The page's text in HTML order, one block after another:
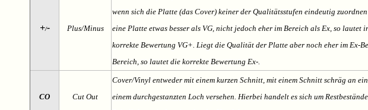
+/- Plus/Minus
wenn sich die Platte (das Cover) keiner der Qualitätsstufen eindeutig
eine Platte etwas besser als VG, nicht jedoch eher im Bereich als Ex, so lautet
korrekte Bewertung VG+. Liegt die Qualität der Platte aber noch eher im Ex-
Bereich, so lautet die korrekte Bewertung Ex-.
CO Cut Out
Cover/Vinyl entweder mit einem kurzen Schnitt, mit einem Schnitt schräg an
einem durchgestanzten Loch versehen. Hierbei handelt es sich um